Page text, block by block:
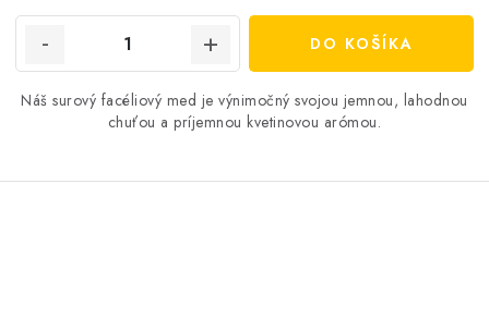
DO KOŠÍKA
Náš surový facéliový med je výnimočný svojou jemnou, lahodnou
chuťou a príjemnou kvetinovou arómou.